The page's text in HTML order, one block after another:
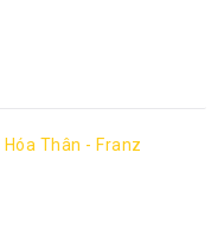
Hóa Thân - Franz